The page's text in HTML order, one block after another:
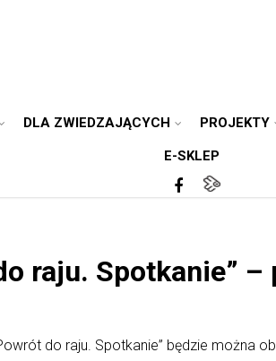
DLA ZWIEDZAJĄCYCH PROJEKTY
E-SKLEP
raju. Spotkanie” –
do raju. Spotkanie” będzie można